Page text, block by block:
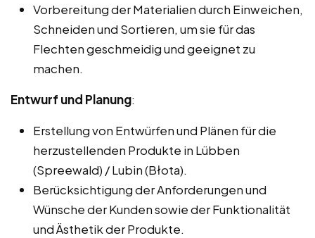
Vorbereitung der Materialien durch Einweichen,
Schneiden und Sortieren, um sie für das
Flechten geschmeidig und geeignet zu
machen.
Entwurf und Planung:
Erstellung von Entwürfen und Plänen für die
herzustellenden Produkte in Lübben
(Spreewald) / Lubin (Błota).
Berücksichtigung der Anforderungen und
Wünsche der Kunden sowie der Funktionalität
und Ästhetik der Produkte.